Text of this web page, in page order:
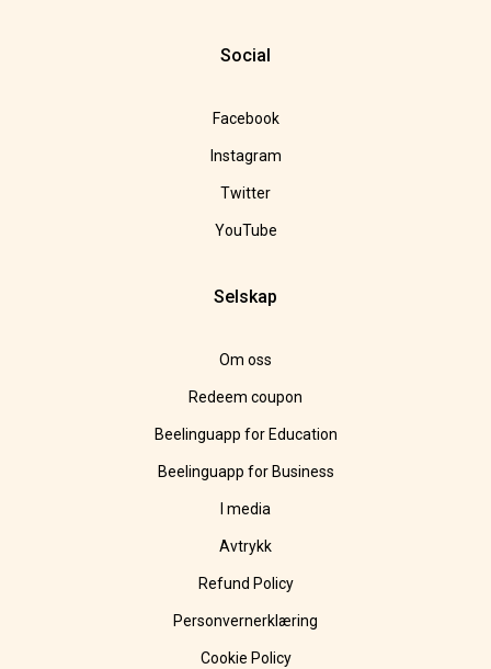
Social
Facebook
Instagram
Twitter
YouTube
Selskap
Om oss
Redeem coupon
Beelinguapp for Education
Beelinguapp for Business
I media
Avtrykk
Refund Policy
Personvernerklæring
Cookie Policy